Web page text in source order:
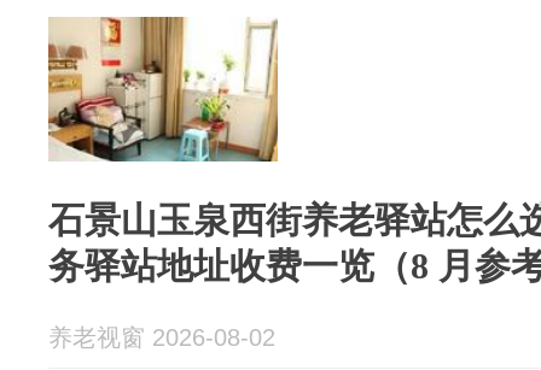
石景山玉泉西街养老驿站怎么
务驿站地址收费一览（8 月参
养老视窗 2026-08-02